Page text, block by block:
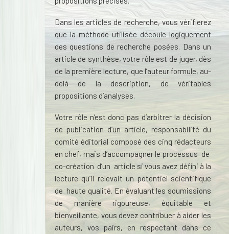
Dans les articles de recherche, vous vérifierez
que la méthode utilisée découle logiquement
des questions de recherche posées. Dans un
article de synthèse, votre rôle est de juger, dès
de la première lecture, que l’auteur formule, au-
delà de la description, de véritables
propositions d’analyses.
Votre rôle n’est donc pas d’arbitrer la décision
de publication d’un article, responsabilité du
comité éditorial composé des cinq rédacteurs
en chef, mais d’accompagner le processus de
co-création d’un article si vous avez défini à la
lecture qu’il relevait un potentiel scientifique
de haute qualité. En évaluant les soumissions
de manière rigoureuse, équitable et
bienveillante, vous devez contribuer à aider les
auteurs, vos pairs, en respectant dans ce